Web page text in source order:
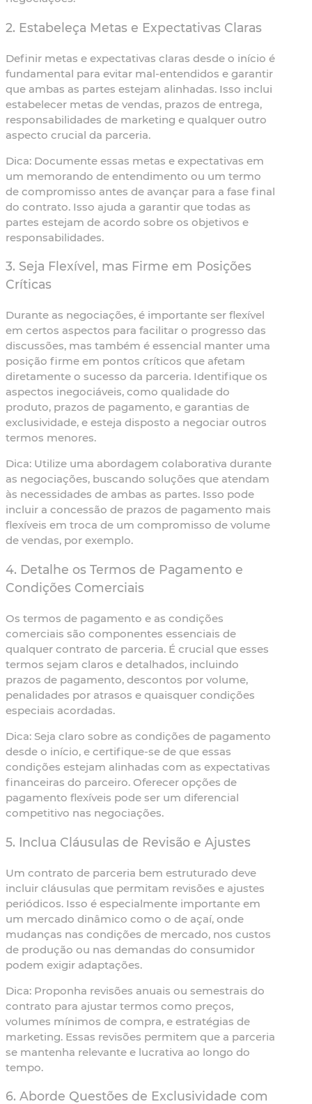
2. Estabeleça Metas e Expectativas Claras
Definir metas e expectativas claras desde o início é
fundamental para evitar mal-entendidos e garantir
que ambas as partes estejam alinhadas. Isso inclui
estabelecer metas de vendas, prazos de entrega,
responsabilidades de marketing e qualquer outro
aspecto crucial da parceria.
Dica: Documente essas metas e expectativas em
um memorando de entendimento ou um termo
de compromisso antes de avançar para a fase final
do contrato. Isso ajuda a garantir que todas as
partes estejam de acordo sobre os objetivos e
responsabilidades.
3. Seja Flexível, mas Firme em Posições
Críticas
Durante as negociações, é importante ser flexível
em certos aspectos para facilitar o progresso das
discussões, mas também é essencial manter uma
posição firme em pontos críticos que afetam
diretamente o sucesso da parceria. Identifique os
aspectos inegociáveis, como qualidade do
produto, prazos de pagamento, e garantias de
exclusividade, e esteja disposto a negociar outros
termos menores.
Dica: Utilize uma abordagem colaborativa durante
as negociações, buscando soluções que atendam
às necessidades de ambas as partes. Isso pode
incluir a concessão de prazos de pagamento mais
flexíveis em troca de um compromisso de volume
de vendas, por exemplo.
4. Detalhe os Termos de Pagamento e
Condições Comerciais
Os termos de pagamento e as condições
comerciais são componentes essenciais de
qualquer contrato de parceria. É crucial que esses
termos sejam claros e detalhados, incluindo
prazos de pagamento, descontos por volume,
penalidades por atrasos e quaisquer condições
especiais acordadas.
Dica: Seja claro sobre as condições de pagamento
desde o início, e certifique-se de que essas
condições estejam alinhadas com as expectativas
financeiras do parceiro. Oferecer opções de
pagamento flexíveis pode ser um diferencial
competitivo nas negociações.
5. Inclua Cláusulas de Revisão e Ajustes
Um contrato de parceria bem estruturado deve
incluir cláusulas que permitam revisões e ajustes
periódicos. Isso é especialmente importante em
um mercado dinâmico como o de açaí, onde
mudanças nas condições de mercado, nos custos
de produção ou nas demandas do consumidor
podem exigir adaptações.
Dica: Proponha revisões anuais ou semestrais do
contrato para ajustar termos como preços,
volumes mínimos de compra, e estratégias de
marketing. Essas revisões permitem que a parceria
se mantenha relevante e lucrativa ao longo do
tempo.
6. Aborde Questões de Exclusividade com